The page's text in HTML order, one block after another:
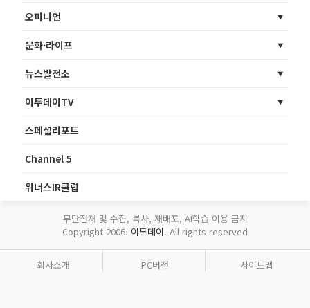
오피니언
문화·라이프
뉴스발전소
이투데이TV
스페셜리포트
Channel 5
위너스IR클럽
무단전재 및 수집, 복사, 재배포, AI학습 이용 금지
Copyright 2006. 이투데이. All rights reserved
회사소개 PC버전 사이트맵